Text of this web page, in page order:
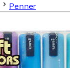
Penner